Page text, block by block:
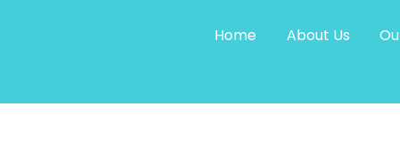
Home About Us